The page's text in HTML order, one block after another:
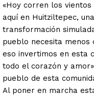
«Hoy corren los
aquí en Huitziltepec,
transformación
pueblo necesita menos
eso invertimos en esta
todo el corazón y
pueblo de esta
Al poner en marcha